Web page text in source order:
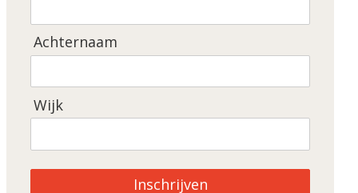
Achternaam
Wijk
Inschrijven